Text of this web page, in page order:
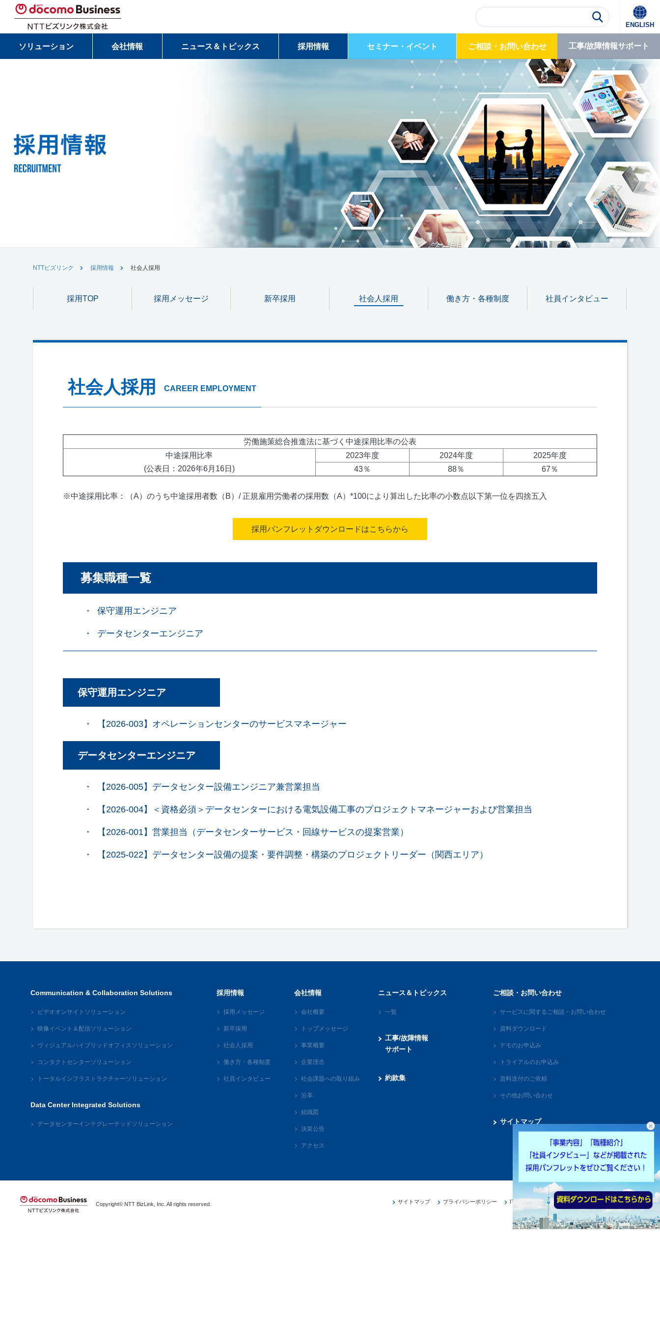
ENGLISH
ソリューション 会社情報 ニュース＆トピックス 採用情報 セミナー・イベント ご相談・ お問い合わせ 工事/故障情報サポート
NTTビズリンク 採用情報 社会人採用
採用TOP 採用メッセージ 新卒採用 社会人採用 働き方・各種制度 社員インタビュー
社会人採用 CAREER EMPLOYMENT
労働施策総合推進法に基づく中途採用比率の公表
中途採用比率
(公表日：2026年6月16日)
2023年度 2024年度
2025年度
43％
88％ 67％
※中途採用比率：（A）のうち中途採用者数（B）/ 正規雇用労働者の採用数（A）*100により算出した比率の小数点以下第一位を四捨五入
採用パンフレットダウンロードはこちらから
募集職種一覧
保守運用エンジニア
データセンターエンジニア
保守運用エンジニア
【2026-003】オペレーションセンターのサービスマネージャー
データセンターエンジニア
【2026-005】データセンター設備エンジニア兼営業担当
【2026-004】＜資格必須＞データセンターにおける電気設備工事のプロジェクトマネージャーおよび営業担当
【2026-001】営業担当（データセンターサービス・回線サービスの提案営業）
【2025-022】データセンター設備の提案・要件調整・構築のプロジェクトリーダー（関西エリア）
Communication & Collaboration Solutions
ビデオオンサイトソリューション
映像イベント＆配信ソリューション
ヴィジュアルハイブリッドオフィスソリューション
コンタクトセンターソリューション
トータルインフラストラクチャーソリューション
Data Center Integrated Solutions
データセンターインテグレーテッドソリューション
採用情報
採用メッセージ
新卒採用
社会人採用
働き方・各種制度
社員インタビュー
会社情報
会社概要
トップメッセージ
事業概要
企業理念
社会課題への取り組み
沿革
組織図
決算公告
アクセス
ニュース＆トピックス
一覧
工事/故障情報
サポート
約款集
ご相談・お問い合わせ
サービスに関するご相談・お問い合わせ
資料ダウンロード
デモのお申込み
トライアルのお申込み
資料送付のご依頼
その他お問い合わせ
サイトマップ
サイトマップ プライバシーポリシー ITサービスマネジメント方針 サイトのご利用条件
Copyright© NTT BizLink, Inc. All rights reserved.